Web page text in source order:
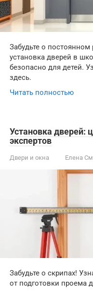
Забудьте о
установка дверей в
безопасно для детей.
здесь.
Читать полностью
Установка дверей:
экспертов
Двери и окна Елена
Забудьте о скрипах!
от подготовки проема